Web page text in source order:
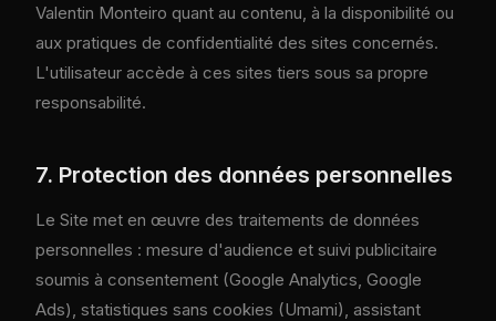
Valentin Monteiro quant au contenu, à la disponibilité ou
aux pratiques de confidentialité des sites concernés.
L'utilisateur accède à ces sites tiers sous sa propre
responsabilité.
7. Protection des données personnelles
Le Site met en œuvre des traitements de données
personnelles : mesure d'audience et suivi publicitaire
soumis à consentement (Google Analytics, Google
Ads), statistiques sans cookies (Umami), assistant